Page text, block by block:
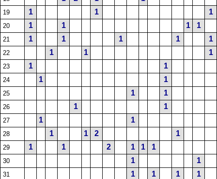
19 1 1 1
20 1 1 1 1
21 1 1 1 1 1
22 1 1 1
23 1 1
24 1 1
25 1 1
26 1 1
27 1 1
28 1 1 2 1
29 1 1 2 1 1 1
30 1 1
31 1 1 1 1